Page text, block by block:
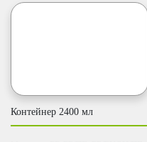
Контейнер 2400 мл